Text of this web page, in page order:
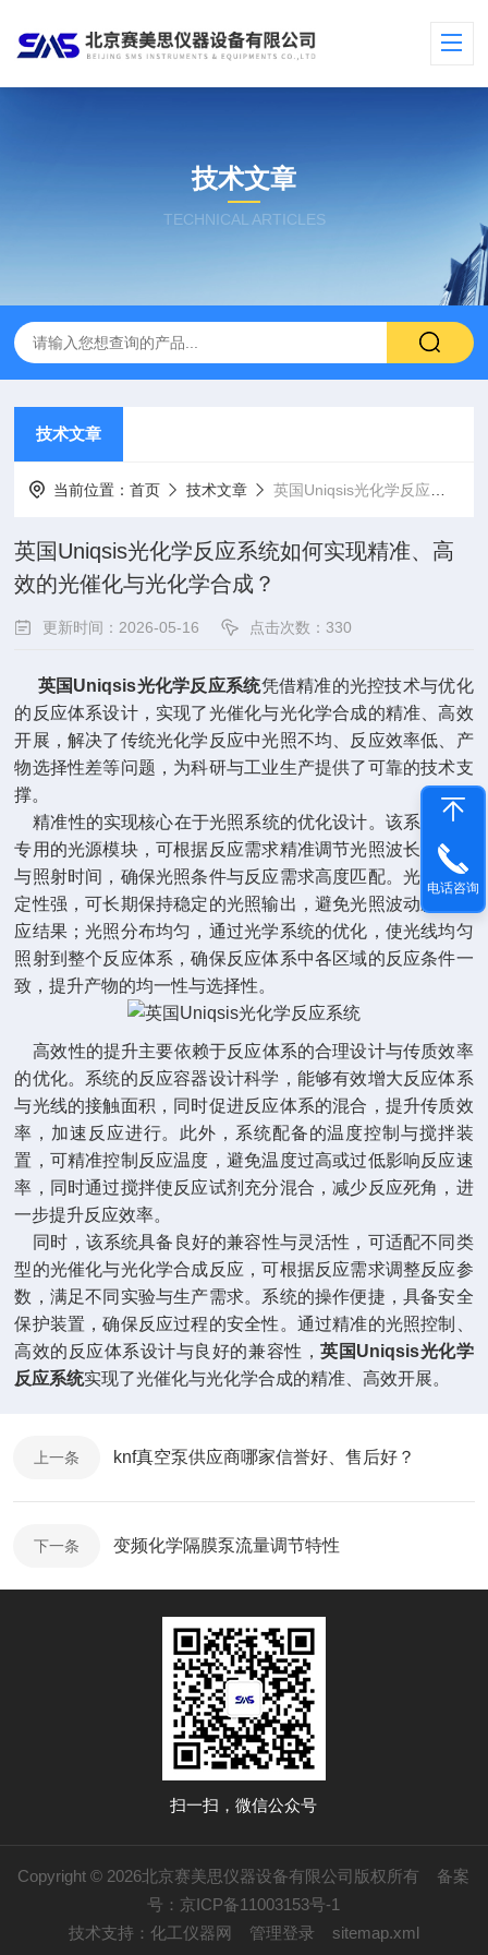
技术文章
TECHNICAL ARTICLES
技术文章
当前位置：首页 技术文章 英国Uniqsis光化学反应系统如何实现精准、高效的光催化与光化学合成？
英国Uniqsis光化学反应系统如何实现精准、高
效的光催化与光化学合成？
更新时间：2026-05-16 点击次数：330
英国Uniqsis光化学反应系统凭借精准的光控技术与优化
的反应体系设计，实现了光催化与光化学合成的精准、高效
开展，解决了传统光化学反应中光照不均、反应效率低、产
物选择性差等问题，为科研与工业生产提供了可靠的技术支
撑。
精准性的实现核心在于光照系统的优化设计。该系统配备
专用的光源模块，可根据反应需求精准调节光照波长、强度
与照射时间，确保光照条件与反应需求高度匹配。光源的稳
定性强，可长期保持稳定的光照输出，避免光照波动影响反
应结果；光照分布均匀，通过光学系统的优化，使光线均匀
照射到整个反应体系，确保反应体系中各区域的反应条件一
致，提升产物的均一性与选择性。
高效性的提升主要依赖于反应体系的合理设计与传质效率
的优化。系统的反应容器设计科学，能够有效增大反应体系
与光线的接触面积，同时促进反应体系的混合，提升传质效
率，加速反应进行。此外，系统配备的温度控制与搅拌装
置，可精准控制反应温度，避免温度过高或过低影响反应速
率，同时通过搅拌使反应试剂充分混合，减少反应死角，进
一步提升反应效率。
同时，该系统具备良好的兼容性与灵活性，可适配不同类
型的光催化与光化学合成反应，可根据反应需求调整反应参
数，满足不同实验与生产需求。系统的操作便捷，具备安全
保护装置，确保反应过程的安全性。通过精准的光照控制、
高效的反应体系设计与良好的兼容性，英国Uniqsis光化学
反应系统实现了光催化与光化学合成的精准、高效开展。
上一条 knf真空泵供应商哪家信誉好、售后好？
下一条 变频化学隔膜泵流量调节特性
扫一扫，微信公众号
Copyright © 2026北京赛美思仪器设备有限公司版权所有 备案
号：京ICP备11003153号-1
技术支持： 化工仪器网 管理登录 sitemap.xml
电话咨询